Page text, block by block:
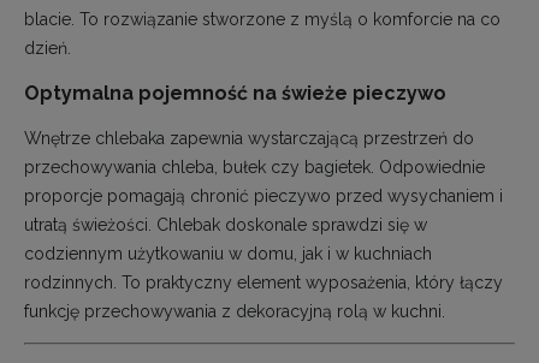
blacie. To rozwiązanie stworzone z myślą o komforcie na co
dzień.
Optymalna pojemność na świeże pieczywo
Wnętrze chlebaka zapewnia wystarczającą przestrzeń do
przechowywania chleba, bułek czy bagietek. Odpowiednie
proporcje pomagają chronić pieczywo przed wysychaniem i
utratą świeżości. Chlebak doskonale sprawdzi się w
codziennym użytkowaniu w domu, jak i w kuchniach
rodzinnych. To praktyczny element wyposażenia, który łączy
funkcję przechowywania z dekoracyjną rolą w kuchni.